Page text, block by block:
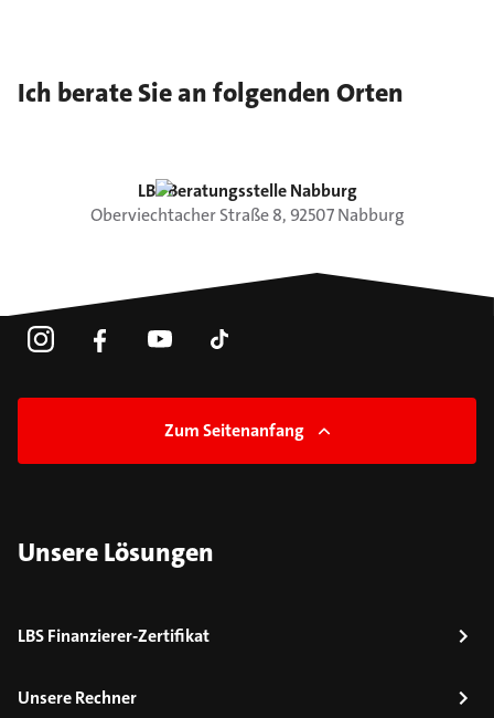
Ich berate Sie an folgenden Orten
LBS Beratungsstelle Nabburg
Oberviechtacher Straße 8,92507 Nabburg
Zum Seitenanfang
Unsere Lösungen
LBS Finanzierer-Zertifikat
Unsere Rechner